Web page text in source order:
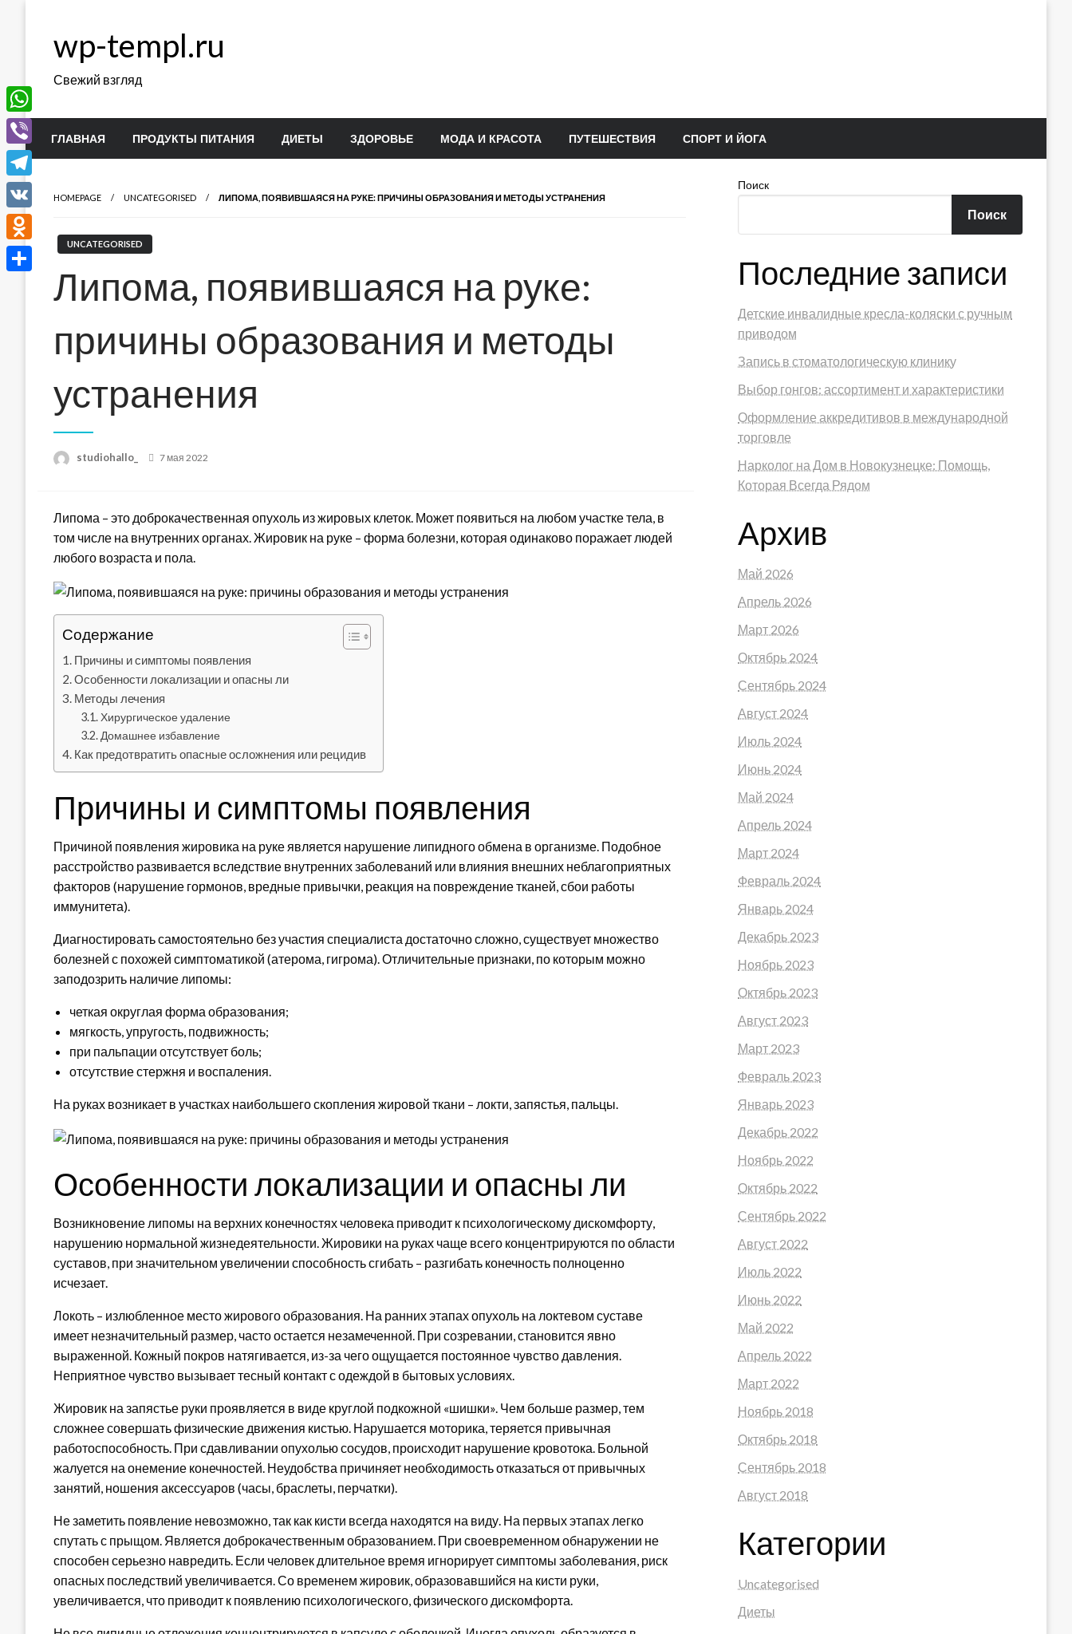
содержимомуwp-templ.ru
Свежий взгляд
ГЛАВНАЯ ПРОДУКТЫ ПИТАНИЯ ДИЕТЫ ЗДОРОВЬЕ МОДА И КРАСОТА ПУТЕШЕСТВИЯ СПОРТ И ЙОГА
HOMEPAGE UNCATEGORISED ЛИПОМА, ПОЯВИВШАЯСЯ НА РУКЕ: ПРИЧИНЫ ОБРАЗОВАНИЯ И МЕТОДЫ УСТРАНЕНИЯ
UNCATEGORISED
Липома, появившаяся на руке:
причины образования и методы
устранения
studiohallo_
Posted
7 мая 2022
Липома – это доброкачественная опухоль из жировых клеток. Может появиться на любом участке тела, в
том числе на внутренних органах. Жировик на руке – форма болезни, которая одинаково поражает людей
любого возраста и пола.
Содержание
Причины и симптомы появления
Особенности локализации и опасны ли
Методы лечения
Хирургическое удаление
Домашнее избавление
Как предотвратить опасные осложнения или рецидив
Причины и симптомы появления
Причиной появления жировика на руке является нарушение липидного обмена в организме. Подобное
расстройство развивается вследствие внутренних заболеваний или влияния внешних неблагоприятных
факторов (нарушение гормонов, вредные привычки, реакция на повреждение тканей, сбои работы
иммунитета).
Диагностировать самостоятельно без участия специалиста достаточно сложно, существует множество
болезней с похожей симптоматикой (атерома, гигрома). Отличительные признаки, по которым можно
заподозрить наличие липомы:
четкая округлая форма образования;
мягкость, упругость, подвижность;
при пальпации отсутствует боль;
отсутствие стержня и воспаления.
На руках возникает в участках наибольшего скопления жировой ткани – локти, запястья, пальцы.
Особенности локализации и опасны ли
Возникновение липомы на верхних конечностях человека приводит к психологическому дискомфорту,
нарушению нормальной жизнедеятельности. Жировики на руках чаще всего концентрируются по области
суставов, при значительном увеличении способность сгибать – разгибать конечность полноценно
исчезает.
Локоть – излюбленное место жирового образования. На ранних этапах опухоль на локтевом суставе
имеет незначительный размер, часто остается незамеченной. При созревании, становится явно
выраженной. Кожный покров натягивается, из-за чего ощущается постоянное чувство давления.
Неприятное чувство вызывает тесный контакт с одеждой в бытовых условиях.
Жировик на запястье руки проявляется в виде круглой подкожной «шишки». Чем больше размер, тем
сложнее совершать физические движения кистью. Нарушается моторика, теряется привычная
работоспособность. При сдавливании опухолью сосудов, происходит нарушение кровотока. Больной
жалуется на онемение конечностей. Неудобства причиняет необходимость отказаться от привычных
занятий, ношения аксессуаров (часы, браслеты, перчатки).
Не заметить появление невозможно, так как кисти всегда находятся на виду. На первых этапах легко
спутать с прыщом. Является доброкачественным образованием. При своевременном обнаружении не
способен серьезно навредить. Если человек длительное время игнорирует симптомы заболевания, риск
опасных последствий увеличивается. Со временем жировик, образовавшийся на кисти руки,
увеличивается, что приводит к появлению психологического, физического дискомфорта.
Поиск
Поиск
Последние записи
Детские инвалидные кресла-коляски с ручным
приводом
Запись в стоматологическую клинику
Выбор гонгов: ассортимент и характеристики
Оформление аккредитивов в международной
торговле
Нарколог на Дом в Новокузнецке: Помощь,
Которая Всегда Рядом
Архив
Май 2026
Апрель 2026
Март 2026
Октябрь 2024
Сентябрь 2024
Август 2024
Июль 2024
Июнь 2024
Май 2024
Апрель 2024
Март 2024
Февраль 2024
Январь 2024
Декабрь 2023
Ноябрь 2023
Октябрь 2023
Август 2023
Март 2023
Февраль 2023
Январь 2023
Декабрь 2022
Ноябрь 2022
Октябрь 2022
Сентябрь 2022
Август 2022
Июль 2022
Июнь 2022
Май 2022
Апрель 2022
Март 2022
Ноябрь 2018
Октябрь 2018
Сентябрь 2018
Август 2018
Категории
Uncategorised
Диеты
WhatsApp
Viber
Telegram
VK
Odnoklassniki
Отправить